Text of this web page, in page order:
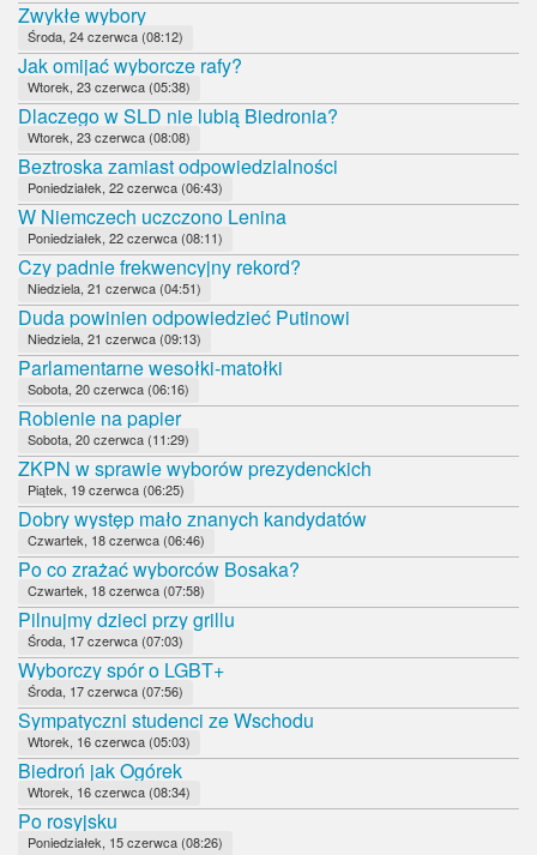
Zwykłe wybory
Środa, 24 czerwca (08:12)
Jak omijać wyborcze rafy?
Wtorek, 23 czerwca (05:38)
Dlaczego w SLD nie lubią Biedronia?
Wtorek, 23 czerwca (08:08)
Beztroska zamiast odpowiedzialności
Poniedziałek, 22 czerwca (06:43)
W Niemczech uczczono Lenina
Poniedziałek, 22 czerwca (08:11)
Czy padnie frekwencyjny rekord?
Niedziela, 21 czerwca (04:51)
Duda powinien odpowiedzieć Putinowi
Niedziela, 21 czerwca (09:13)
Parlamentarne wesołki-matołki
Sobota, 20 czerwca (06:16)
Robienie na papier
Sobota, 20 czerwca (11:29)
ZKPN w sprawie wyborów prezydenckich
Piątek, 19 czerwca (06:25)
Dobry występ mało znanych kandydatów
Czwartek, 18 czerwca (06:46)
Po co zrażać wyborców Bosaka?
Czwartek, 18 czerwca (07:58)
Pilnujmy dzieci przy grillu
Środa, 17 czerwca (07:03)
Wyborczy spór o LGBT+
Środa, 17 czerwca (07:56)
Sympatyczni studenci ze Wschodu
Wtorek, 16 czerwca (05:03)
Biedroń jak Ogórek
Wtorek, 16 czerwca (08:34)
Po rosyjsku
Poniedziałek, 15 czerwca (08:26)